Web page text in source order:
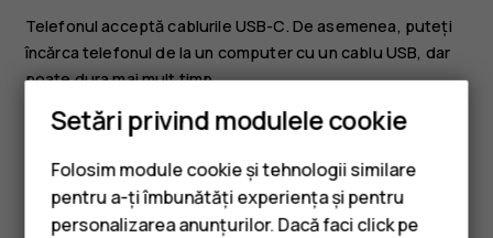
Telefonul acceptă cablurile USB-C. De asemenea, puteți
încărca telefonul de la un computer cu un cablu USB, dar
poate dura mai mult timp.
Dacă acumulatorul este complet descărcat, s-ar putea să
fie necesare mai multe minute până când se afișează
indicatorul de încărcare.
Setări privind modulele cookie
Folosim module cookie și tehnologii similare
pentru a-ți îmbunătăți experiența și pentru
personalizarea anunțurilor. Dacă faci click pe